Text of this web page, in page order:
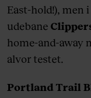
East-hold!), men
udebane
home-and-away
alvor testet.
Portland Trail